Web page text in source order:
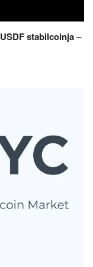
stabilcoinja –